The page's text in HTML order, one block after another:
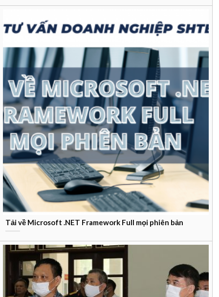
Tải về Microsoft .NET Framework Full mọi phiên bản